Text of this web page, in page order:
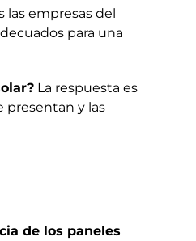
las empresas del
para una
La respuesta es
presentan y las
de los paneles